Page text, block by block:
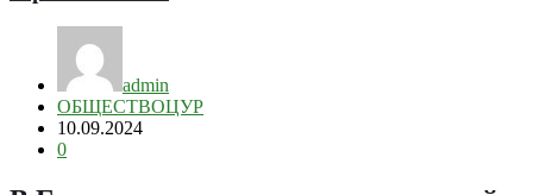
admin
ОБЩЕСТВОЦУР
10.09.2024
0